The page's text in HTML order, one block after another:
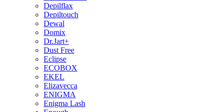
Depilflax
Depiltouch
Dewal
Domix
Dr.Jart+
Dust Free
Eclipse
ECOBOX
EKEL
Elizavecca
ENIGMA
Enigma Lash